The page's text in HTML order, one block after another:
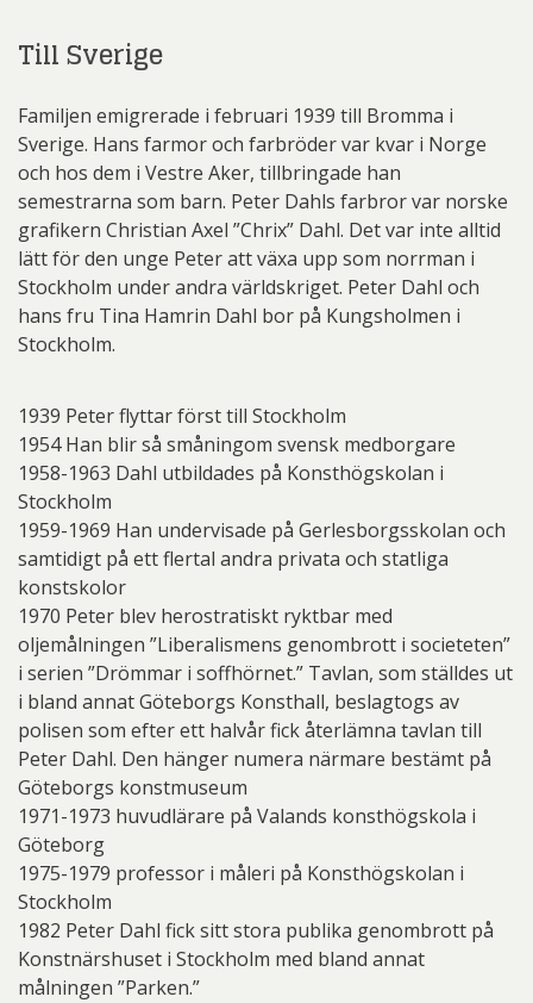
Till Sverige
Familjen emigrerade i februari 1939 till Bromma i
Sverige. Hans farmor och farbröder var kvar i Norge
och hos dem i Vestre Aker, tillbringade han
semestrarna som barn. Peter Dahls farbror var norske
grafikern Christian Axel ”Chrix” Dahl. Det var inte alltid
lätt för den unge Peter att växa upp som norrman i
Stockholm under andra världskriget. Peter Dahl och
hans fru Tina Hamrin Dahl bor på Kungsholmen i
Stockholm.
1939 Peter flyttar först till Stockholm
1954 Han blir så småningom svensk medborgare
1958-1963 Dahl utbildades på Konsthögskolan i
Stockholm
1959-1969 Han undervisade på Gerlesborgsskolan och
samtidigt på ett flertal andra privata och statliga
konstskolor
1970 Peter blev herostratiskt ryktbar med
oljemålningen ”Liberalismens genombrott i societeten”
i serien ”Drömmar i soffhörnet.” Tavlan, som ställdes ut
i bland annat Göteborgs Konsthall, beslagtogs av
polisen som efter ett halvår fick återlämna tavlan till
Peter Dahl. Den hänger numera närmare bestämt på
Göteborgs konstmuseum
1971-1973 huvudlärare på Valands konsthögskola i
Göteborg
1975-1979 professor i måleri på Konsthögskolan i
Stockholm
1982 Peter Dahl fick sitt stora publika genombrott på
Konstnärshuset i Stockholm med bland annat
målningen ”Parken.”